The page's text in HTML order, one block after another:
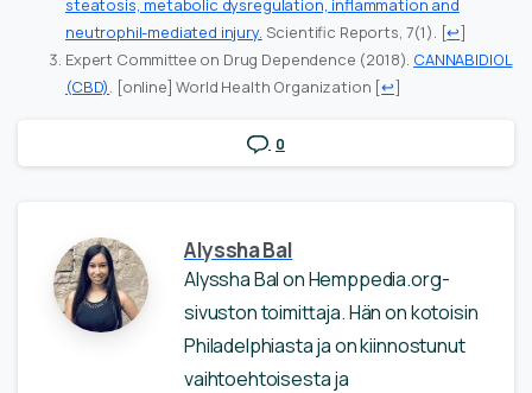
steatosis, metabolic dysregulation, inflammation and
neutrophil-mediated injury. Scientific Reports, 7(1). [↩]
Expert Committee on Drug Dependence (2018). CANNABIDIOL
(CBD). [online] World Health Organization [↩]
0
Alyssha Bal
Alyssha Bal on Hemppedia.org-
sivuston toimittaja. Hän on kotoisin
Philadelphiasta ja on kiinnostunut
vaihtoehtoisesta ja